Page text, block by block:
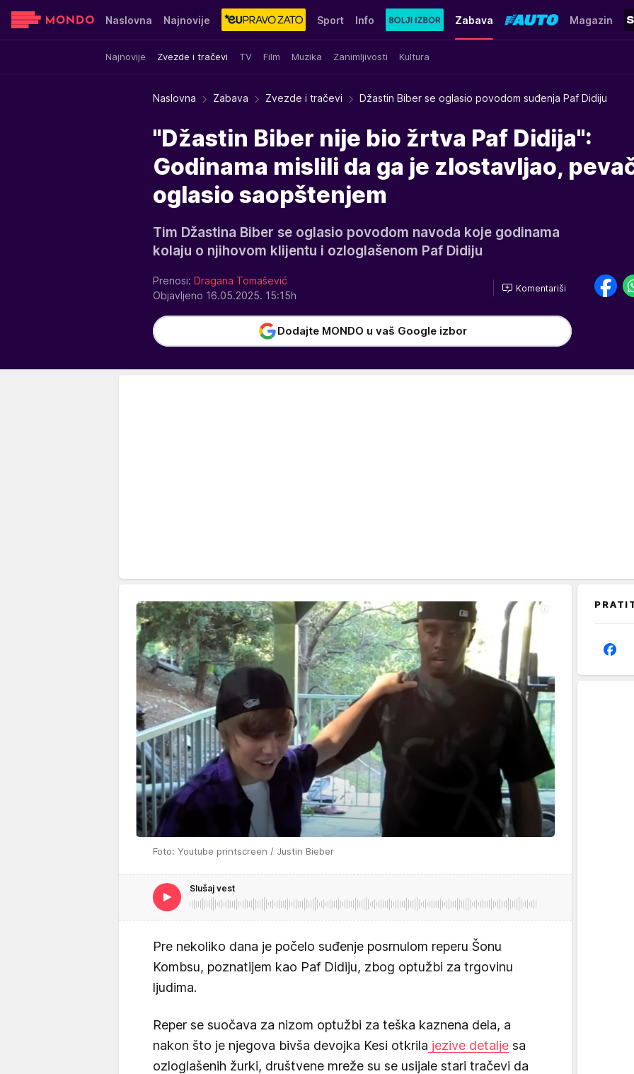
Naslovna Najnovije Sport Info Zabava
Najnovije Zvezde i tračevi TV Film Muzika Zanimljivosti Kultura
Magazin
Sensa Stvar ukusa Yumama
Naslovna Zabava Zvezde i tračevi Džastin Biber se oglasio povodom suđenja Paf Didiju
"Džastin Biber nije bio žrtva Paf Didija":
Godinama mislili da ga je zlostavljao,
oglasio saopštenjem
Tim Džastina Biber se oglasio povodom navoda koje godinama
kolaju o njihovom klijentu i ozloglašenom Paf Didiju
Prenosi: Dragana Tomašević
Objavljeno 16.05.2025. 15:15h
Komentariši
Dodajte MONDO u vaš Google izbor
Foto: Youtube printscreen / Justin Bieber
Slušaj vest
Pre nekoliko dana je počelo suđenje posrnulom reperu Šonu
Kombsu, poznatijem kao Paf Didiju, zbog optužbi za trgovinu
ljudima.
Reper se suočava za nizom optužbi za teška kaznena dela, a
nakon što je njegova bivša devojka Kesi otkrila jezive detalje sa
ozloglašenih žurki, društvene mreže su se usijale stari tračevi da